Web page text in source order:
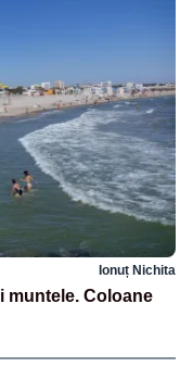
Ionuț Nichita
muntele. Coloane